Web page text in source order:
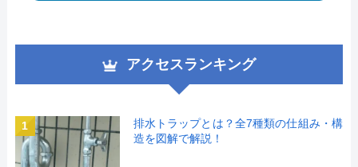
アクセスランキング
1
排水トラップとは？全7種類の仕組み・構
造を図解で解説！